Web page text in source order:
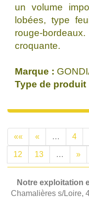
un volume
lobées, type
rouge-
croquante.
Marque :
Type de produit
«« « … 4
12 13 … »
Notre exploitation
Chamalières s/Loire,